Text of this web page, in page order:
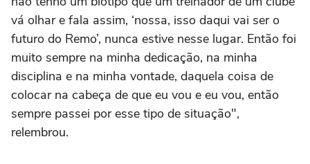
vá olhar e fala assim, ‘nossa, isso daqui vai ser o
futuro do Remo’, nunca estive nesse lugar. Então foi
muito sempre na minha dedicação, na minha
disciplina e na minha vontade, daquela coisa de
colocar na cabeça de que eu vou e eu vou, então
sempre passei por esse tipo de situação",
relembrou.